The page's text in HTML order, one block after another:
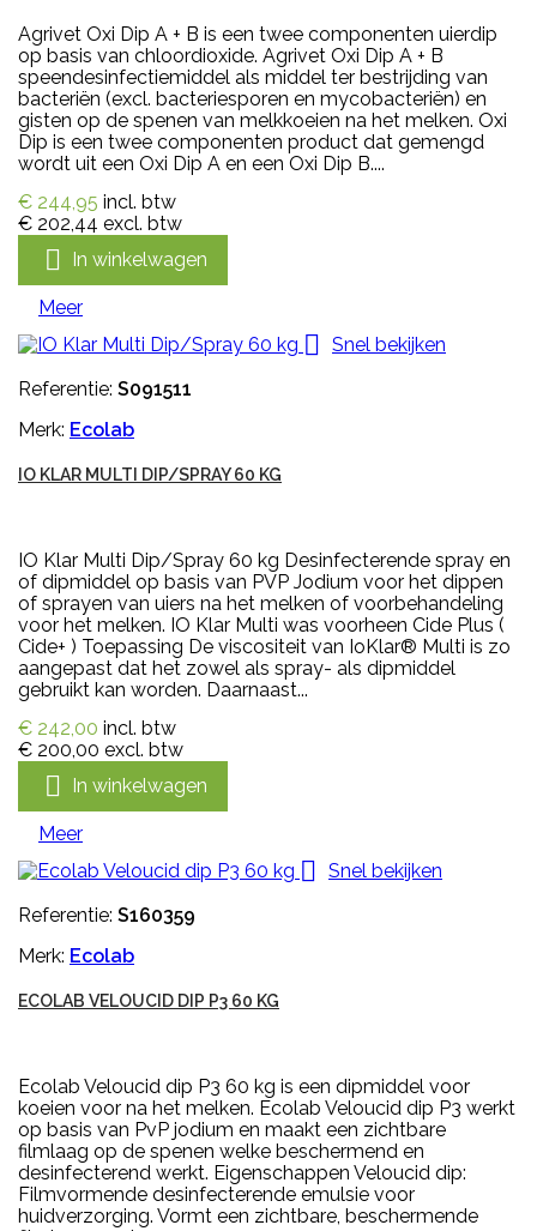
Agrivet Oxi Dip A + B is een twee componenten uierdip
op basis van chloordioxide. Agrivet Oxi Dip A + B
speendesinfectiemiddel als middel ter bestrijding van
bacteriën (excl. bacteriesporen en mycobacteriën) en
gisten op de spenen van melkkoeien na het melken. Oxi
Dip is een twee componenten product dat gemengd
wordt uit een Oxi Dip A en een Oxi Dip B....
€ 244,95 incl. btw
€ 202,44 excl. btw
 In winkelwagen
Meer

Snel bekijken
Referentie: S091511
Merk: Ecolab
IO KLAR MULTI DIP/SPRAY 60 KG
IO Klar Multi Dip/Spray 60 kg Desinfecterende spray en
of dipmiddel op basis van PVP Jodium voor het dippen
of sprayen van uiers na het melken of voorbehandeling
voor het melken. IO Klar Multi was voorheen Cide Plus (
Cide+ ) Toepassing De viscositeit van IoKlar® Multi is zo
aangepast dat het zowel als spray- als dipmiddel
gebruikt kan worden. Daarnaast...
€ 242,00 incl. btw
€ 200,00 excl. btw
 In winkelwagen
Meer

Snel bekijken
Referentie: S160359
Merk: Ecolab
ECOLAB VELOUCID DIP P3 60 KG
Ecolab Veloucid dip P3 60 kg is een dipmiddel voor
koeien voor na het melken. Ecolab Veloucid dip P3 werkt
op basis van PvP jodium en maakt een zichtbare
filmlaag op de spenen welke beschermend en
desinfecterend werkt. Eigenschappen Veloucid dip:
Filmvormende desinfecterende emulsie voor
huidverzorging. Vormt een zichtbare, beschermende